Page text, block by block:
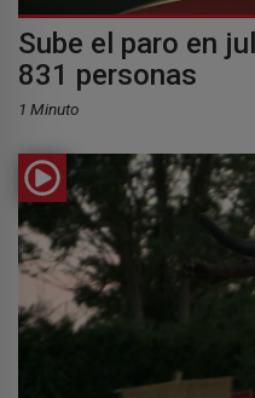
Sube el paro en
831 personas
1 Minuto